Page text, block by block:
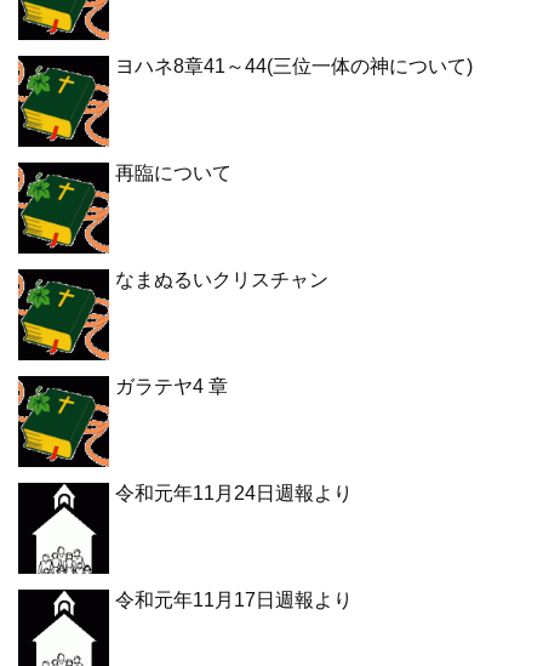
ヨハネ8章41～44(三位一体の神について)
再臨について
なまぬるいクリスチャン
ガラテヤ4 章
令和元年11月24日週報より
令和元年11月17日週報より